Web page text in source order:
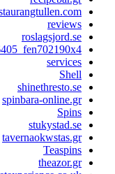
reviews
roslagsjord.se
services
Shell
shinethresto.se
spinbara-online.gr
Spins
stukystad.se
tavernaokwstas.gr
Teaspins
theazor.gr